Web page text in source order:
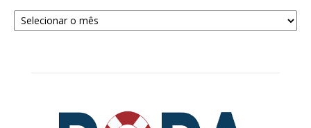
Arquivos
para